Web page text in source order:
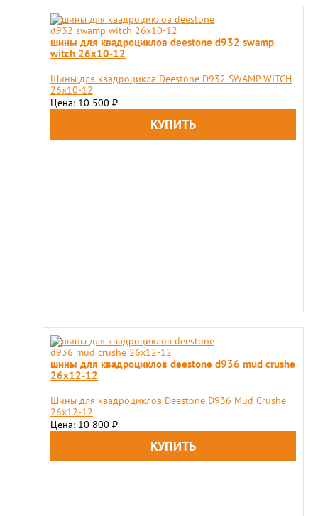
шины для квадроциклов deestone d932 swamp
witch 26x10-12
Шины для квадроцикла Deestone D932 SWAMP WITCH
26x10-12
Цена: 10 500 ₽
шины для квадроциклов deestone d936 mud crushe
26x12-12
Шины для квадроциклов Deestone D936 Mud Crushe
26x12-12
Цена: 10 800 ₽